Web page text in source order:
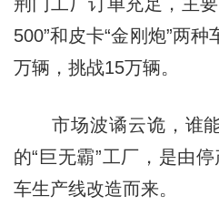
500”和皮卡“金刚炮”两
万辆，挑战15万辆。
市场波谲云诡，谁能
的“巨无霸”工厂，是由
车生产线改造而来。